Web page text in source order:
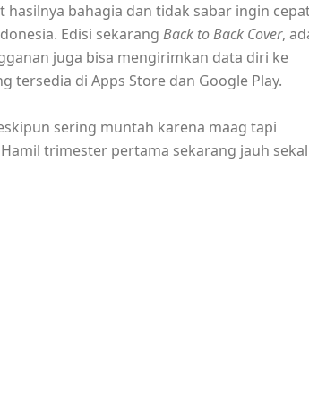
bahagia dan tidak sabar ingin
Edisi sekarang Back to Back Cover,
juga bisa mengirimkan data diri ke
tersedia di Apps Store dan Google Play.
sering muntah karena maag tapi
trimester pertama sekarang jauh